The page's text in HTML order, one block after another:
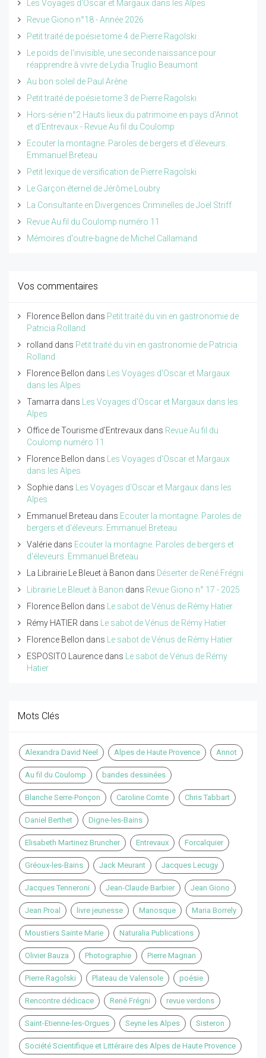
Les Voyages d'Oscar et Margaux dans les Alpes
Revue Giono n°18 - Année 2026
Petit traité de poésie tome 4 de Pierre Ragolski
Le poids de l'invisible, une seconde naissance pour
réapprendre à vivre de Lydia Truglio Beaumont
Au bon soleil de Paul Arène
Petit traité de poésie tome 3 de Pierre Ragolski
Hors-série n°2 Hauts lieux du patrimoine en pays d'Annot
et d'Entrevaux - Revue Au fil du Coulomp
Ecouter la montagne. Paroles de bergers et d'éleveurs.
Emmanuel Breteau
Petit lexique de versification de Pierre Ragolski
Le Garçon éternel de Jérôme Loubry
La Consultante en Divergences Criminelles de Joël Striff
Revue Au fil du Coulomp numéro 11
Mémoires d'outre-bagne de Michel Callamand
Vos commentaires
Florence Bellon dans Petit traité du vin en gastronomie de
Patricia Rolland
rolland dans Petit traité du vin en gastronomie de Patricia
Rolland
Florence Bellon dans
Les Voyages d'Oscar et Margaux
dans les Alpes
Tamarra dans
Les Voyages d'Oscar et Margaux dans les
Alpes
Office de Tourisme d'Entrevaux dans Revue Au fil du
Coulomp numéro 11
Florence Bellon dans
Les Voyages d'Oscar et Margaux
dans les Alpes
Sophie dans
Les Voyages d'Oscar et Margaux dans les
Alpes
Emmanuel Breteau dans Ecouter la montagne. Paroles de
bergers et d'éleveurs. Emmanuel Breteau
Valérie dans Ecouter la montagne. Paroles de bergers et
d'éleveurs. Emmanuel Breteau
La Librairie Le Bleuet à Banon dans Déserter de René Frégni
Librairie Le Bleuet à Banon dans Revue Giono n° 17 - 2025
Florence Bellon dans
Le sabot de Vénus de Rémy Hatier
Rémy HATIER dans
Le sabot de Vénus de Rémy Hatier
Florence Bellon dans
Le sabot de Vénus de Rémy Hatier
ESPOSITO Laurence dans
Le sabot de Vénus de Rémy
Hatier
Mots Clés
Alexandra David Neel Alpes de Haute Provence Annot
Au fil du Coulomp bandes dessinées
Blanche Serre-Ponçon Caroline Comte Chris Tabbart
Daniel Berthet Digne-les-Bains
Elisabeth Martinez Bruncher Entrevaux Forcalquier
Gréoux-les-Bains Jack Meurant Jacques Lecugy
Jacques Tenneroni Jean-Claude Barbier Jean Giono
Jean Proal livre jeunesse Manosque Maria Borrely
Moustiers Sainte Marie Naturalia Publications
Olivier Bauza Photographie Pierre Magnan
Pierre Ragolski Plateau de Valensole poésie
Rencontre dédicace René Frégni revue verdons
Saint-Etienne-les-Orgues Seyne les Alpes Sisteron
Société Scientifique et Littéraire des Alpes de Haute Provence